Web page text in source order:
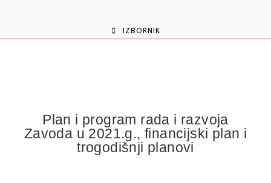
IZBORNIK
Plan i program rada i razvoja
Zavoda u 2021.g., financijski plan i
trogodišnji planovi